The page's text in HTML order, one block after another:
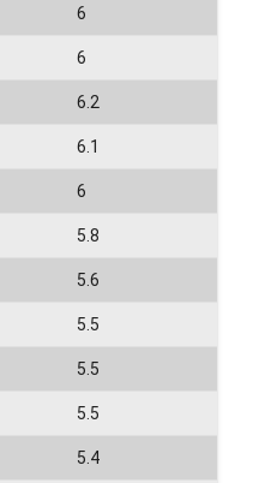
6
6
6.2
6.1
6
5.8
5.6
5.5
5.5
5.5
5.4